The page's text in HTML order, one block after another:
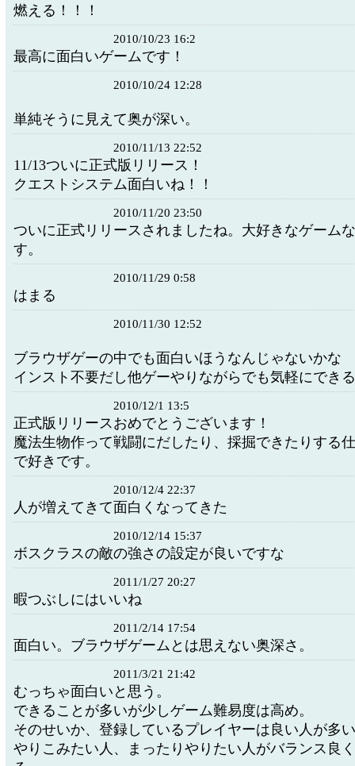
燃える！！！
2010/10/23 16:2
最高に面白いゲームです！
2010/10/24 12:28
単純そうに見えて奥が深い。
2010/11/13 22:52
11/13ついに正式版リリース！
クエストシステム面白いね！！
2010/11/20 23:50
ついに正式リリースされましたね。大好きなゲーム
す。
2010/11/29 0:58
はまる
2010/11/30 12:52
ブラウザゲーの中でも面白いほうなんじゃないかな
インスト不要だし他ゲーやりながらでも気軽にでき
2010/12/1 13:5
正式版リリースおめでとうございます！
魔法生物作って戦闘にだしたり、採掘できたりする
で好きです。
2010/12/4 22:37
人が増えてきて面白くなってきた
2010/12/14 15:37
ボスクラスの敵の強さの設定が良いですな
2011/1/27 20:27
暇つぶしにはいいね
2011/2/14 17:54
面白い。ブラウザゲームとは思えない奥深さ。
2011/3/21 21:42
むっちゃ面白いと思う。
できることが多いが少しゲーム難易度は高め。
そのせいか、登録しているプレイヤーは良い人が多
やりこみたい人、まったりやりたい人がバランス良